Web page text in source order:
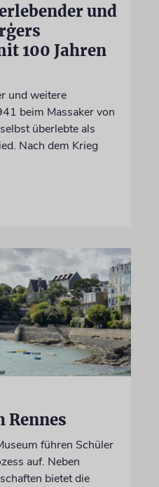
und
100 Jahren
und weitere
beim Massaker von
überlebte als
Nach dem Krieg
Rennes
führen Schüler
auf. Neben
bietet die